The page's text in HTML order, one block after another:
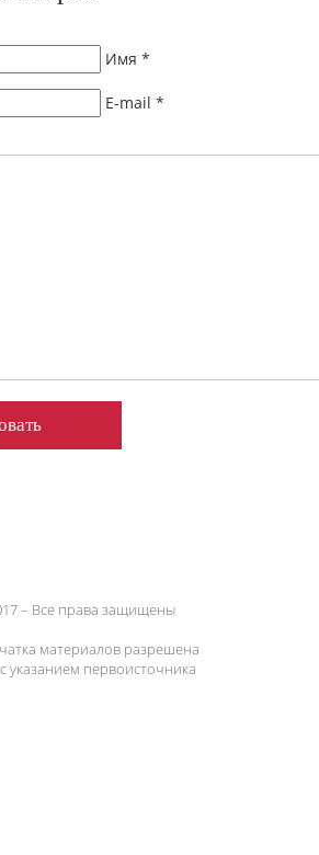
Имя *
E-mail *
– Все права защищены
материалов разрешена
указанием первоисточника